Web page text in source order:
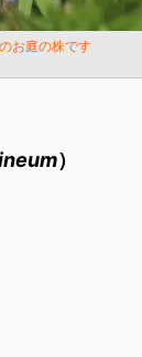
のお庭の株です
）